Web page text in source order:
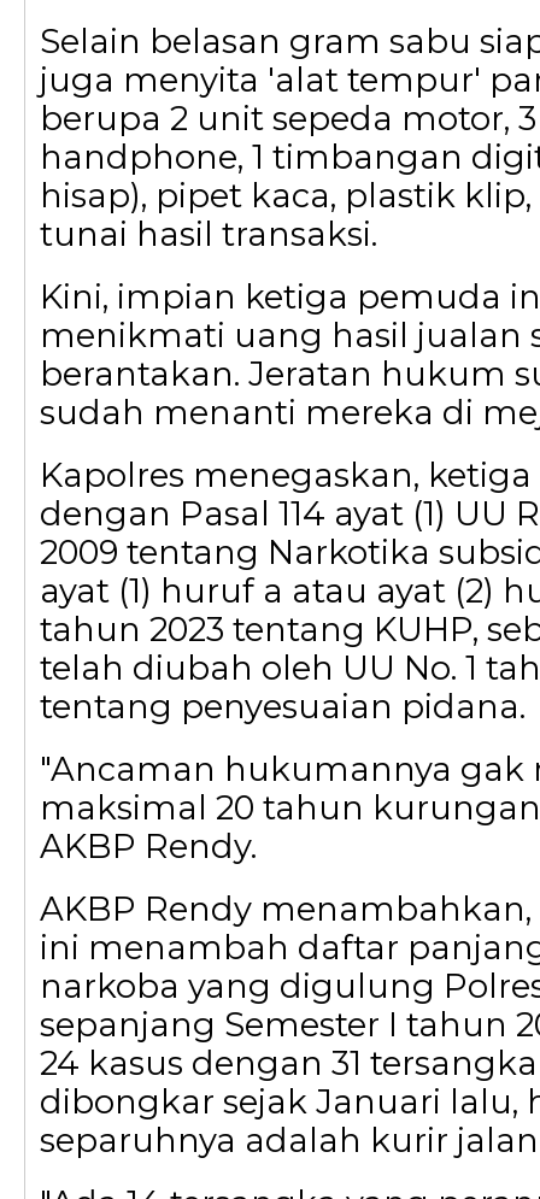
Selain belasan gram sabu
juga menyita 'alat tempur'
berupa 2 unit sepeda motor,
handphone, 1 timbangan
hisap), pipet kaca, plastik
tunai hasil transaksi.
Kini, impian ketiga pemuda
menikmati uang hasil jualan
berantakan. Jeratan hukum
sudah menanti mereka di
Kapolres menegaskan,
dengan Pasal 114 ayat (1) UU
2009 tentang Narkotika
ayat (1) huruf a atau ayat (2)
tahun 2023 tentang KUHP,
telah diubah oleh UU No. 1
tentang penyesuaian pidana.
"Ancaman hukumannya gak
maksimal 20 tahun
AKBP Rendy.
AKBP Rendy
ini menambah daftar
narkoba yang digulung
sepanjang Semester I tahun
24 kasus dengan 31
dibongkar sejak Januari lalu,
separuhnya adalah kurir